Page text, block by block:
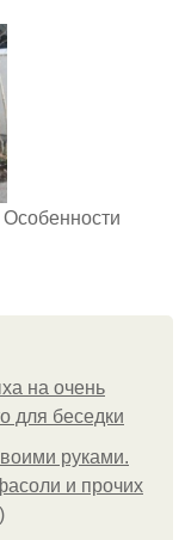
на очень
для беседки
руками.
и прочих